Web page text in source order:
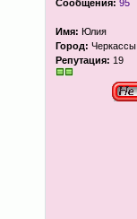
Сообщения: 95
Имя: Юлия
Город: Черкассы
Репутация: 19